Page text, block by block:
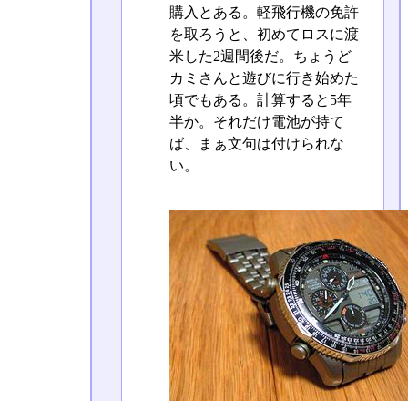
購入とある。軽飛行機の免許
を取ろうと、初めてロスに渡
米した2週間後だ。ちょうど
カミさんと遊びに行き始めた
頃でもある。計算すると5年
半か。それだけ電池が持て
ば、まぁ文句は付けられな
い。